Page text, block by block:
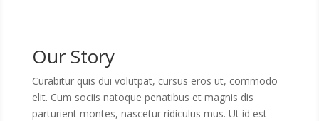
Our Story
Curabitur quis dui volutpat, cursus eros ut, commodo
elit. Cum sociis natoque penatibus et magnis dis
parturient montes, nascetur ridiculus mus. Ut id est